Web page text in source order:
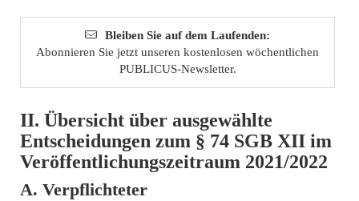
Bleiben Sie auf dem Laufenden:
Abonnieren Sie jetzt unseren kostenlosen wöchentlichen
PUBLICUS-Newsletter.
II. Übersicht über ausgewählte
Entscheidungen zum § 74 SGB XII im
Veröffentlichungszeitraum 2021/2022
A. Verpflichteter